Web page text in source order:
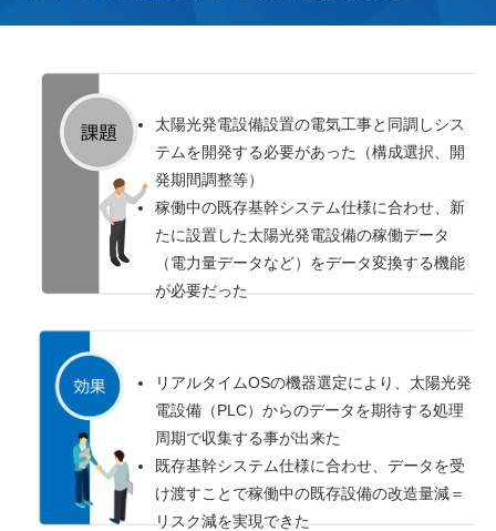
太陽光発電設備設置の電気工事と同調しシス
テムを開発する必要があった（構成選択、開
発期間調整等）
稼働中の既存基幹システム仕様に合わせ、新
たに設置した太陽光発電設備の稼働データ
（電力量データなど）をデータ変換する機能
が必要だった
リアルタイムOSの機器選定により、太陽光発
電設備（PLC）からのデータを期待する処理
周期で収集する事が出来た
既存基幹システム仕様に合わせ、データを受
け渡すことで稼働中の既存設備の改造量減＝
リスク減を実現できた